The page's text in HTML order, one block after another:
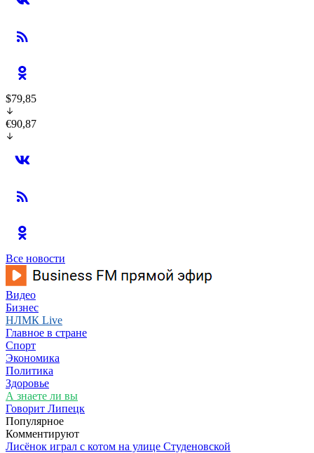
$79,85
€90,87
Все новости
Видео
Бизнес
НЛМК Live
Главное в стране
Спорт
Экономика
Политика
Здоровье
А знаете ли вы
Говорит Липецк
Популярное
Комментируют
Лисёнок играл с котом на улице Студеновской